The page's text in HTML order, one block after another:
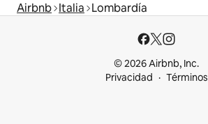
Airbnb Italia Lombardía
© 2026 Airbnb, Inc.
Privacidad
Términos